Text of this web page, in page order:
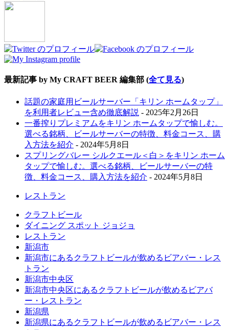
最新記事 by My CRAFT BEER 編集部 (全て見る)
話題の家庭用ビールサーバー「キリン ホームタップ」
を利用者レビュー含め徹底解説 - 2025年2月26日
一番搾りプレミアムをキリン ホームタップで愉しむ。
選べる銘柄、ビールサーバーの特徴、料金コース、購
入方法を紹介 - 2024年5月8日
スプリングバレー シルクエール＜白＞をキリン ホーム
タップで愉しむ。選べる銘柄、ビールサーバーの特
徴、料金コース、購入方法を紹介 - 2024年5月8日
レストラン
クラフトビール
ダイニング スポット ジョジョ
レストラン
新潟市
新潟市にあるクラフトビールが飲めるビアバー・レス
トラン
新潟市中央区
新潟市中央区にあるクラフトビールが飲めるビアバ
ー・レストラン
新潟県
新潟県にあるクラフトビールが飲めるビアバー・レス